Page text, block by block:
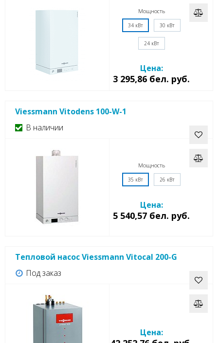
Мощность
34 кВт 30 кВт
24 кВт
Цена:
3 295,86 бел. руб.
В наличии
Viessmann Vitodens 100-W-1
Мощность
35 кВт 26 кВт
Цена:
5 540,57 бел. руб.
Под заказ
Тепловой насос Viessmann Vitocal 200-G
Цена: